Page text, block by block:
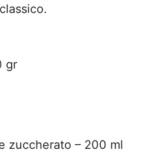
gr
zuccherato – 200 ml